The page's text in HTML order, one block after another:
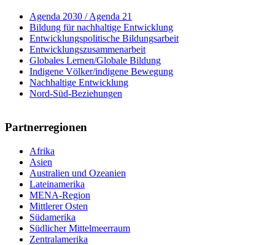
Agenda 2030 / Agenda 21
Bildung für nachhaltige Entwicklung
Entwicklungspolitische Bildungsarbeit
Entwicklungszusammenarbeit
Globales Lernen/Globale Bildung
Indigene Völker/indigene Bewegung
Nachhaltige Entwicklung
Nord-Süd-Beziehungen
Partnerregionen
Afrika
Asien
Australien und Ozeanien
Lateinamerika
MENA-Region
Mittlerer Osten
Südamerika
Südlicher Mittelmeerraum
Zentralamerika